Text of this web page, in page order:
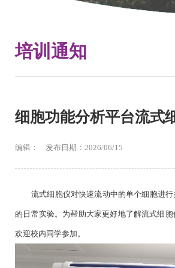
培训通知
细胞功能分析平台流式
编辑： 发布日期：2026/06/15
流式细胞仪对快速流动中的单个细胞进
的日常实验。为帮助大家更好地了解流式细
欢迎校内同学参加。